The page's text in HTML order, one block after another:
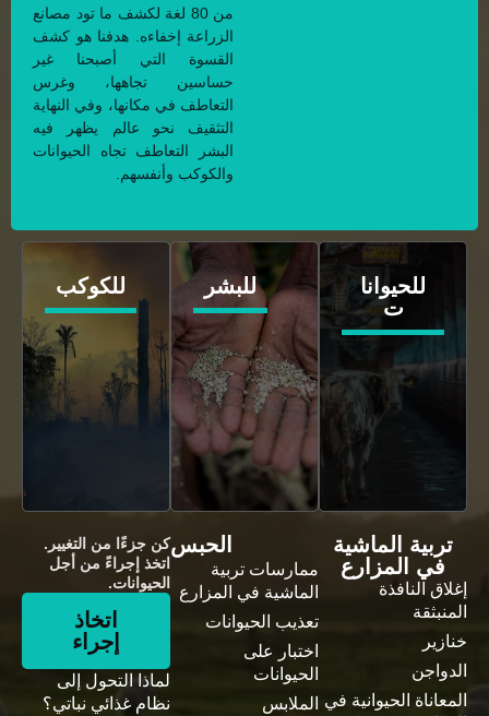
من 80 لغة لكشف ما تود مصانع
الزراعة إخفاءه. هدفنا هو كشف
القسوة التي أصبحنا غير
حساسين تجاهها، وغرس
التعاطف في مكانها، وفي النهاية
التثقيف نحو عالم يظهر فيه
البشر التعاطف تجاه الحيوانات
والكوكب وأنفسهم.
للحيوانا
ت
للبشر للكوكب
تربية الماشية
في المزارع
إغلاق النافذة
المنبثقة
خنازير
الدواجن
المعاناة الحيوانية في
الحبس
ممارسات تربية
الماشية في المزارع
تعذيب الحيوانات
اختبار على
الحيوانات
الملابس
كن جزءًا من التغيير.
اتخذ إجراءً من أجل
الحيوانات.
اتخاذ
إجراء
لماذا التحول إلى
نظام غذائي نباتي؟